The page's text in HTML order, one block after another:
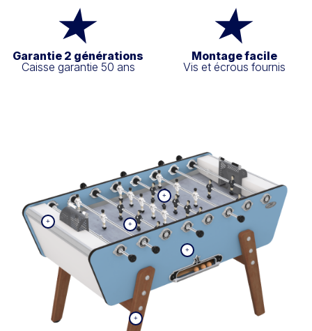
Garantie 2 générations
Caisse garantie 50 ans
Montage facile
Vis et écrous fournis